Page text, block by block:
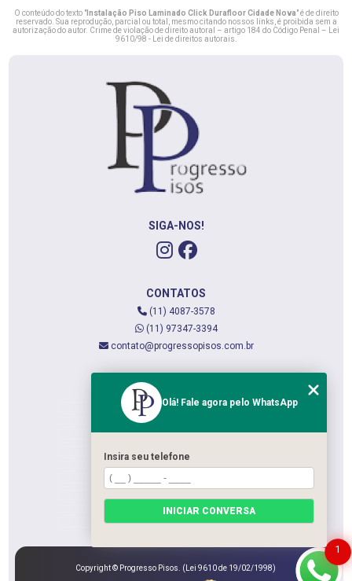
O conteúdo do texto "Instalação Piso Laminado Click Durafloor Cidade Nova" é de direito
reservado. Sua reprodução, parcial ou total, mesmo citando nossos links, é proibida sem a
autorização do autor. Crime de violação de direito autoral – artigo 184 do Código Penal –
Lei
9610/98 - Lei de direitos autorais
SIGA-NOS!
CONTATOS
(11) 4087-3578
(11) 97347-3394
contato@progressopisos.com.br
QUEM SOMOS
SERVIÇOS
CATEGORIAS
Copyright © Progresso Pisos. (Lei 9610 de 19/02/1998)
1
Olá! Fale agora pelo WhatsApp
Insira seu telefone
INICIAR CONVERSA